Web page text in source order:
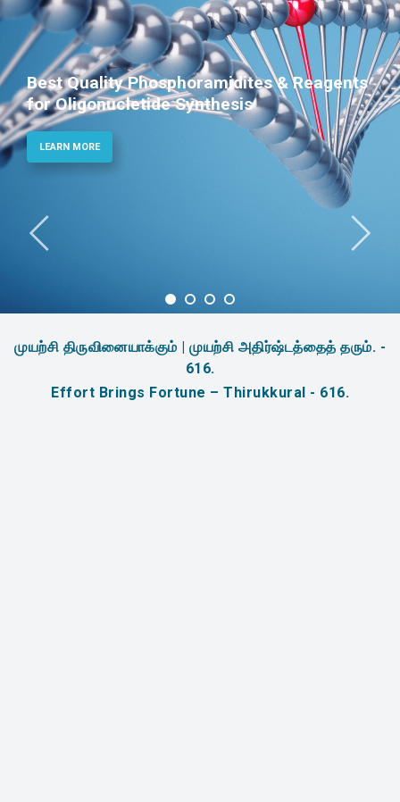
Best Quality Phosphoramidites & Reagents
for Oligonucletide Synthesis
LEARN MORE
முயற்சி திருவினையாக்கும் | முயற்சி அதிர்ஷ்டத்தைத் தரும். -
616.
Effort Brings Fortune – Thirukkural - 616.